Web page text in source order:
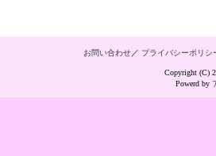
お問い合わせ／ プライバシーポリシ
Copyright (C)
Powerd by